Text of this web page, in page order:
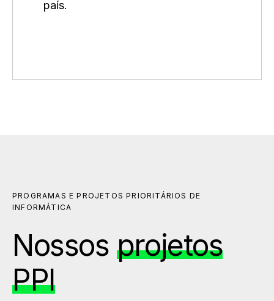
país.
PROGRAMAS E PROJETOS PRIORITÁRIOS DE
INFORMÁTICA
Nossos projetos
PPI